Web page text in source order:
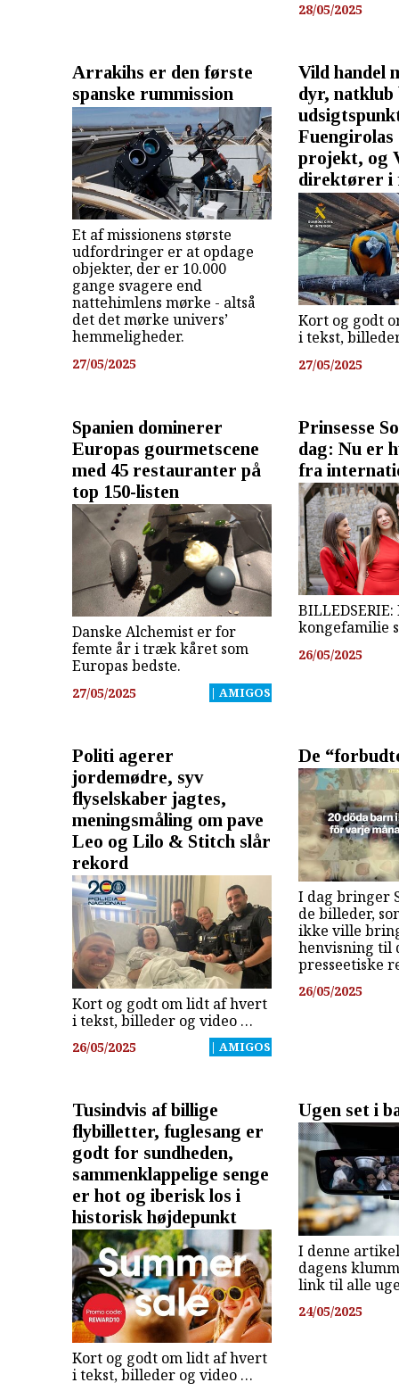
28/05/2025
Arrakihs er den første
spanske rummission
Et af missionens største
udfordringer er at opdage
objekter, der er 10.000
gange svagere end
nattehimlens mørke - altså
det det mørke univers’
hemmeligheder.
27/05/2025
Vild handel
dyr,
Fuengirolas
projekt, og
direktører i
Kort og godt
i tekst,
27/05/2025
Spanien dominerer
Europas gourmetscene
med 45 restauranter på
top 150-listen
Danske Alchemist er for
femte år i træk kåret som
Europas bedste.
27/05/2025 | AMIGOS
Prinsesse
dag: Nu er
fra
kongefamilie
26/05/2025
Politi agerer
jordemødre, syv
flyselskaber jagtes,
meningsmåling om pave
Leo og Lilo & Stitch slår
rekord
Kort og godt om lidt af hvert
i tekst, billeder og video …
26/05/2025 | AMIGOS
De
I dag bringer
de billeder,
ikke ville
henvisning til
presseetiske
26/05/2025
Tusindvis af billige
flybilletter, fuglesang er
godt for sundheden,
sammenklappelige senge
er hot og iberisk los i
historisk højdepunkt
Kort og godt om lidt af hvert
i tekst, billeder og video …
Ugen set i
I denne
dagens
link til alle
24/05/2025